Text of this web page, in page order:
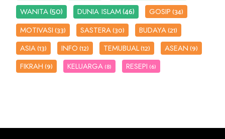
WANITA(50) DUNIA ISLAM(46) GOSIP(34)
MOTIVASI(33) SASTERA(30) BUDAYA(21)
ASIA(13) INFO(12) TEMUBUAL(12) ASEAN(9)
FIKRAH(9) KELUARGA (8) RESEPI (6)